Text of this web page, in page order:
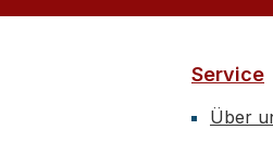
Service
Über